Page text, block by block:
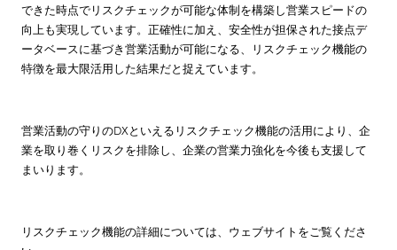
できた時点でリスクチェックが可能な体制を構築し営業スピードの
向上も実現しています。正確性に加え、安全性が担保された接点デ
ータベースに基づき営業活動が可能になる、リスクチェック機能の
特徴を最大限活用した結果だと捉えています。
営業活動の守りのDXといえるリスクチェック機能の活用により、企
業を取り巻くリスクを排除し、企業の営業力強化を今後も支援して
まいります。
リスクチェック機能の詳細については、ウェブサイトをご覧くださ